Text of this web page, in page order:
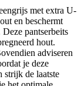
met extra U-
en beschermt
pantserbeits
hout.
adviseren
je deze
strijk de laatste